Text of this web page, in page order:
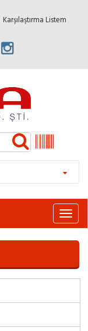
Karşılaştırma Listem